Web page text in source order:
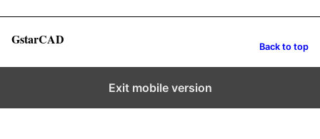
GstarCAD Back to top
Exit mobile version